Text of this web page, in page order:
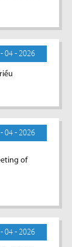
04 - 2026
04 - 2026
of
04 - 2026